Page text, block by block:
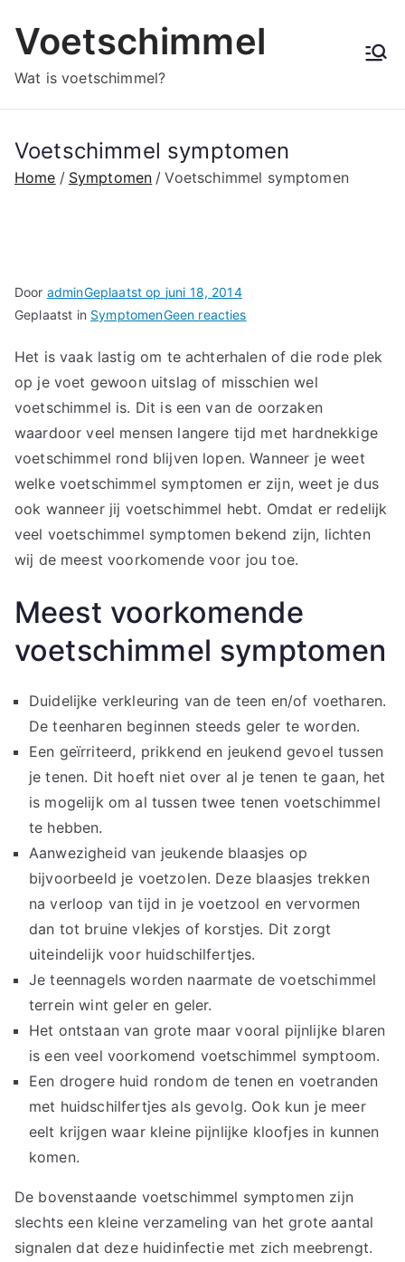
naar
inhoud
Voetschimmel
Wat is voetschimmel?
Voetschimmel symptomen
Home Symptomen Voetschimmel symptomen
Door adminGeplaatst op juni 18, 2014
Geplaatst in SymptomenGeen reactiesop
symptomen
Het is vaak lastig om te achterhalen of die rode plek
op je voet gewoon uitslag of misschien wel
voetschimmel is. Dit is een van de oorzaken
waardoor veel mensen langere tijd met hardnekkige
voetschimmel rond blijven lopen. Wanneer je weet
welke voetschimmel symptomen er zijn, weet je dus
ook wanneer jij voetschimmel hebt. Omdat er redelijk
veel voetschimmel symptomen bekend zijn, lichten
wij de meest voorkomende voor jou toe.
Meest voorkomende
voetschimmel symptomen
Duidelijke verkleuring van de teen en/of voetharen.
De teenharen beginnen steeds geler te worden.
Een geïrriteerd, prikkend en jeukend gevoel tussen
je tenen. Dit hoeft niet over al je tenen te gaan, het
is mogelijk om al tussen twee tenen voetschimmel
te hebben.
Aanwezigheid van jeukende blaasjes op
bijvoorbeeld je voetzolen. Deze blaasjes trekken
na verloop van tijd in je voetzool en vervormen
dan tot bruine vlekjes of korstjes. Dit zorgt
uiteindelijk voor huidschilfertjes.
Je teennagels worden naarmate de voetschimmel
terrein wint geler en geler.
Het ontstaan van grote maar vooral pijnlijke blaren
is een veel voorkomend voetschimmel symptoom.
Een drogere huid rondom de tenen en voetranden
met huidschilfertjes als gevolg. Ook kun je meer
eelt krijgen waar kleine pijnlijke kloofjes in kunnen
komen.
De bovenstaande voetschimmel symptomen zijn
slechts een kleine verzameling van het grote aantal
signalen dat deze huidinfectie met zich meebrengt.